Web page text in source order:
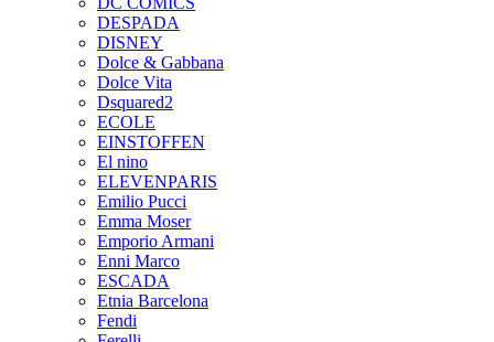
DESPADA
DISNEY
Dolce & Gabbana
Dolce Vita
Dsquared2
ECOLE
EINSTOFFEN
El nino
ELEVENPARIS
Emilio Pucci
Emma Moser
Emporio Armani
Enni Marco
ESCADA
Etnia Barcelona
Fendi